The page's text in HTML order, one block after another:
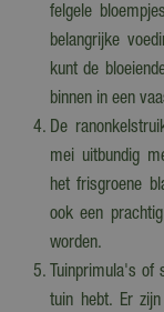
felgele
belangrijke
kunt de
binnen in een
De
mei uitbundig
het frisgroene
ook een
worden.
Tuinprimula's of
tuin hebt. Er